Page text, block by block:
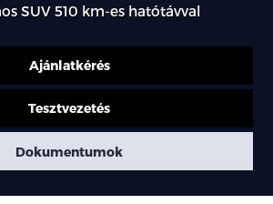
SUV 510 km-es hatótávval
Ajánlatkérés
Tesztvezetés
Dokumentumok